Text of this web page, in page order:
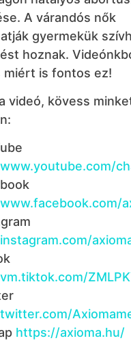
A várandós nők
gyermekük
hoznak.
miért is fontos ez!
videó, kövess
https://axioma.hu/